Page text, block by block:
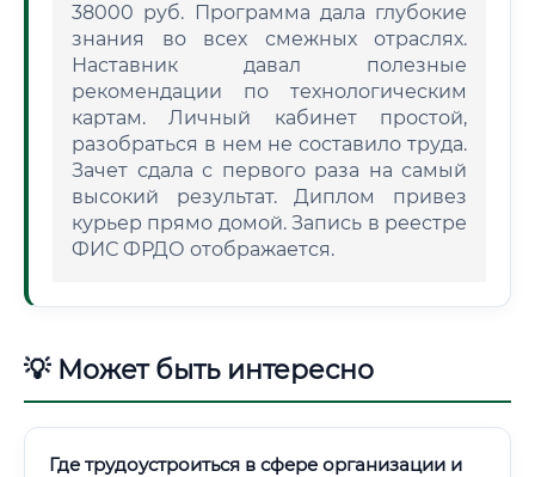
38000 руб. Программа дала глубокие
знания во всех смежных отраслях.
Наставник давал полезные
рекомендации по технологическим
картам. Личный кабинет простой,
разобраться в нем не составило труда.
Зачет сдала с первого раза на самый
высокий результат. Диплом привез
курьер прямо домой. Запись в реестре
ФИС ФРДО отображается.
💡 Может быть интересно
Где трудоустроиться в сфере организации и